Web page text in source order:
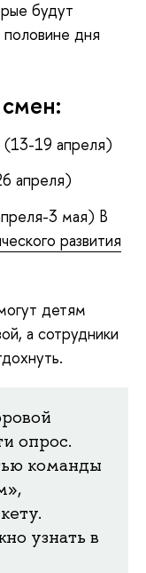
будут
дня
19 апреля)
апреля)
3 мая) В
развития
детям
а сотрудники
опрос.
команды
узнать в